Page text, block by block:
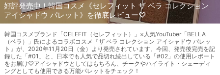
好評発売中！韓国コスメ《セレフィット ザ ベラ コレクション
アイシャドウ パレット》を徹底レビュー♡
韓国コスメブランド「CELEFIT（セレフィット）」×人気YouTuber「BELLA
（ベラ）」氏によるコラボコスメ『ザ ベラ コレクション アイシャドウ パレッ
ト』が、2020年11月20日（金）より発売されています。今回、発売後完売を記
録した「#01」と、日本でも人気で品切れ続出している「#02」の使用レポート
をお届け♡アイシャドウとしてはもちろん、チークやハイライト・シェーディ
ングとしても使用できる万能パレットをチェック！